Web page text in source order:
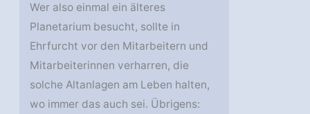
Wer also einmal ein älteres
Planetarium besucht, sollte in
Ehrfurcht vor den Mitarbeitern und
Mitarbeiterinnen verharren, die
solche Altanlagen am Leben halten,
wo immer das auch sei. Übrigens: